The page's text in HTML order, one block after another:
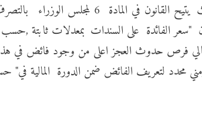
● ليس صحيحاً ما يروجُ له البعض أن حساب الوفاء الخاص بالسندات لا يمكن
الفائدة على السندات بمعدلات ثابتة
فرص حدوث العجز اعلى من وجود فائض في
محدد لتعريف الفائض ضمن الدورة المالية في"